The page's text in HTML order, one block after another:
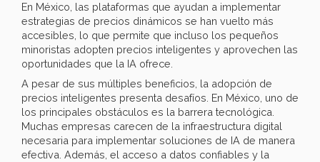
En México, las plataformas que ayudan a implementar
estrategias de precios dinámicos se han vuelto más
accesibles, lo que permite que incluso los pequeños
minoristas adopten precios inteligentes y aprovechen las
oportunidades que la IA ofrece.
A pesar de sus múltiples beneficios, la adopción de
precios inteligentes presenta desafíos. En México, uno de
los principales obstáculos es la barrera tecnológica.
Muchas empresas carecen de la infraestructura digital
necesaria para implementar soluciones de IA de manera
efectiva. Además, el acceso a datos confiables y la